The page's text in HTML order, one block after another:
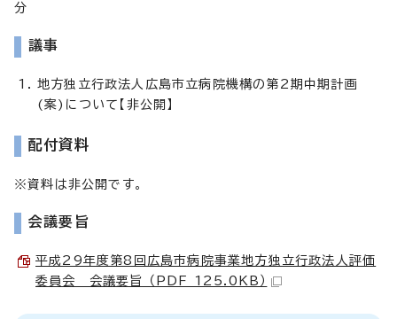
分
議事
地方独立行政法人広島市立病院機構の第2期中期計画
(案)について【非公開】
配付資料
※資料は非公開です。
会議要旨
平成29年度第8回広島市病院事業地方独立行政法人評価
委員会 会議要旨 （PDF 125.0KB）